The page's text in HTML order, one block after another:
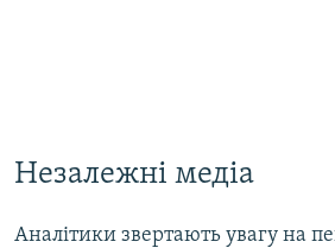
Незалежні медіа
Аналітики звертають увагу на